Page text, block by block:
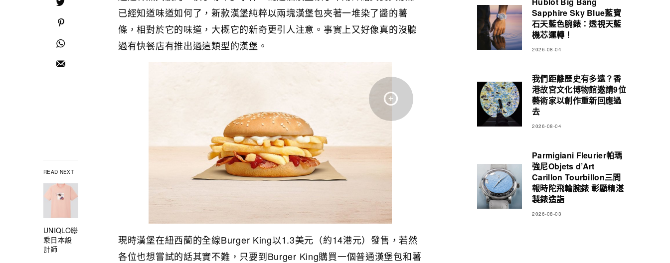
READ NEXT
UNIQLO聯
乘日本設
計師
已經知道味道如何了，新款漢堡純粹以兩塊漢堡包夾著一堆染了醬的薯
條，相對於它的味道，大概它的新奇更引人注意。事實上又好像真的沒聽
過有快餐店有推出過這類型的漢堡。
現時漢堡在紐西蘭的全線Burger King以1.3美元（約14港元）發售，若然
各位也想嘗試的話其實不難，只要到Burger King購買一個普通漢堡包和薯
Sapphire Sky Blue藍寶
石天藍色腕錶：透視天藍
機芯運轉！
2026-08-04
我們距離歷史有多遠？香
港故宮文化博物館邀請9位
藝術家以創作重新回應過
去
2026-08-04
Parmigiani Fleurier帕瑪
強尼Objets d’Art
Carillon Tourbillon三問
報時陀飛輪腕錶 彰顯精湛
製錶造詣
2026-08-03